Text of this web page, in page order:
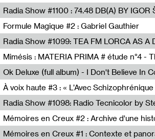
Meris Angioletti
radio x
Formule Magique #2 : Gabriel Gauthier
Nathalie Lacroix,Gabriel Gauthier
TEAFM
Francesco Russo,Scuola della Crisi
À voix haute #3 : « L’Avec Schizophrénique
Radio Orange 94.0
Sophie Auger-Grappin